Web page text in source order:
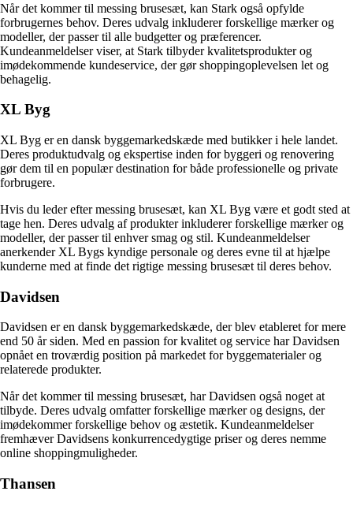
Når det kommer til messing brusesæt, kan Stark også opfylde
forbrugernes behov. Deres udvalg inkluderer forskellige mærker og
modeller, der passer til alle budgetter og præferencer.
Kundeanmeldelser viser, at Stark tilbyder kvalitetsprodukter og
imødekommende kundeservice, der gør shoppingoplevelsen let og
behagelig.
XL Byg
XL Byg er en dansk byggemarkedskæde med butikker i hele landet.
Deres produktudvalg og ekspertise inden for byggeri og renovering
gør dem til en populær destination for både professionelle og private
forbrugere.
Hvis du leder efter messing brusesæt, kan XL Byg være et godt sted at
tage hen. Deres udvalg af produkter inkluderer forskellige mærker og
modeller, der passer til enhver smag og stil. Kundeanmeldelser
anerkender XL Bygs kyndige personale og deres evne til at hjælpe
kunderne med at finde det rigtige messing brusesæt til deres behov.
Davidsen
Davidsen er en dansk byggemarkedskæde, der blev etableret for mere
end 50 år siden. Med en passion for kvalitet og service har Davidsen
opnået en troværdig position på markedet for byggematerialer og
relaterede produkter.
Når det kommer til messing brusesæt, har Davidsen også noget at
tilbyde. Deres udvalg omfatter forskellige mærker og designs, der
imødekommer forskellige behov og æstetik. Kundeanmeldelser
fremhæver Davidsens konkurrencedygtige priser og deres nemme
online shoppingmuligheder.
Thansen